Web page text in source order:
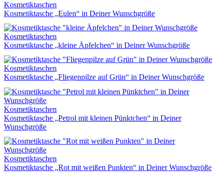
Kosmetiktaschen
Kosmetiktasche „Eulen“ in Deiner Wunschgröße
Kosmetiktaschen
Kosmetiktasche „kleine Äpfelchen“ in Deiner Wunschgröße
Kosmetiktaschen
Kosmetiktasche „Fliegenpilze auf Grün“ in Deiner Wunschgröße
Kosmetiktaschen
Kosmetiktasche „Petrol mit kleinen Pünktchen“ in Deiner
Wunschgröße
Kosmetiktaschen
Kosmetiktasche „Rot mit weißen Punkten“ in Deiner Wunschgröße